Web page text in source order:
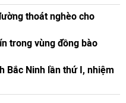
thoát nghèo cho
trong vùng đồng bào
Bắc Ninh lần thứ I, nhiệm